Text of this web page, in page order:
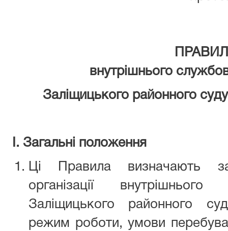
внутрішнього
Заліщицького районного суду
І. Загальні положення
Ці Правила визначають
організації
Заліщицького районного
режим роботи, умови